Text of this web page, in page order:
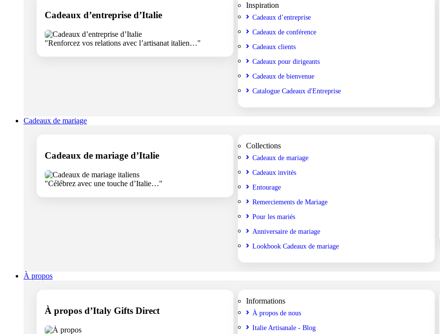
Cadeaux d’entreprise d’Italie
"Renforcez vos relations avec l’artisanat italien…"
Inspiration
Cadeaux d’entreprise
Cadeaux de conférence
Cadeaux clients
Cadeaux pour dirigeants
Cadeaux de bienvenue
Catalogue Cadeaux d'Entreprise
Cadeaux de mariage
Cadeaux de mariage d’Italie
"Célébrez avec une touche d’Italie…"
Collections
Cadeaux de mariage
Cadeaux invités
Entourage
Remerciements de Mariage
Pour les mariés
Anniversaire de mariage
Lookbook Cadeaux de mariage
À propos
À propos d’Italy Gifts Direct
Informations
À propos de nous
Italie Artisanale - Blog